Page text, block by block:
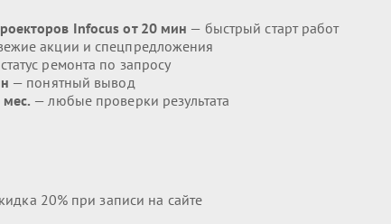
Infocus от 20 мин — быстрый старт работ
акции и спецпредложения
ремонта по запросу
— понятный вывод
— любые проверки результата
20% при записи на сайте